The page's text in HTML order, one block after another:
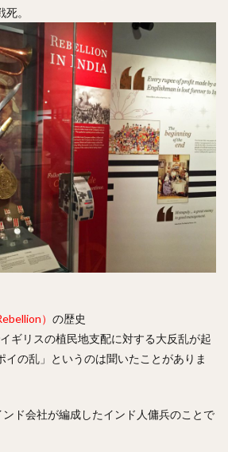
。
） の歴史
ギリスの植民地支配に対する大反乱が起
イの乱」というのは聞いたことがありま
ド会社が編成したインド人傭兵のことで